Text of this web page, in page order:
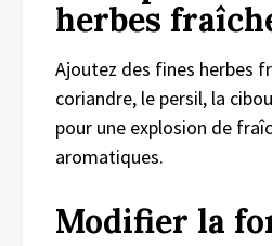
herbes
Ajoutez des fines herbes
coriandre, le persil, la
pour une explosion de
aromatiques.
Modifier la